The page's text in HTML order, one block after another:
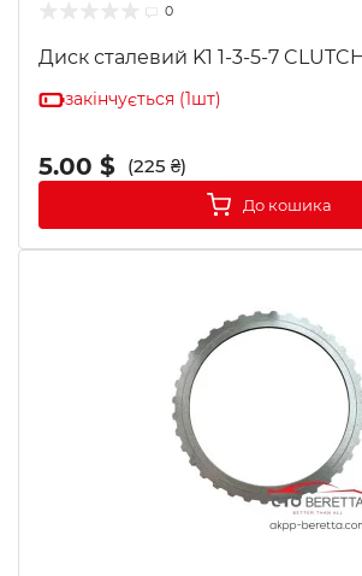
0
Диск сталевий K1 1-3-5-7
закінчується (1шт)
5.00 $ (225 ₴)
До кошика